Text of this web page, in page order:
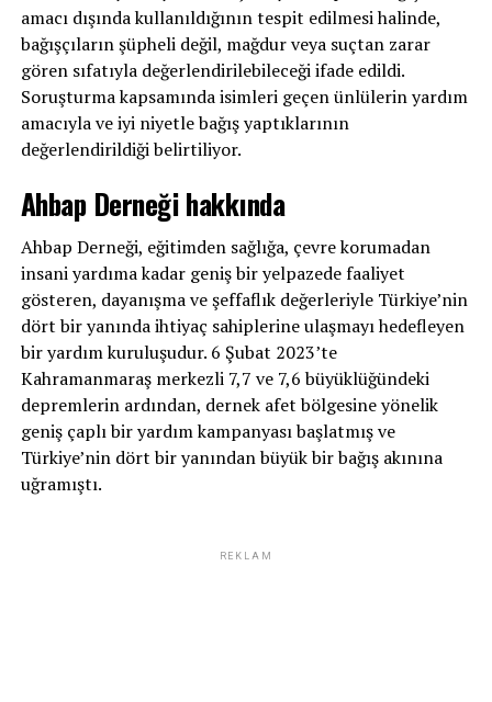
amacı dışında kullanıldığının tespit edilmesi halinde,
bağışçıların şüpheli değil, mağdur veya suçtan zarar
gören sıfatıyla değerlendirilebileceği ifade edildi.
Soruşturma kapsamında isimleri geçen ünlülerin yardım
amacıyla ve iyi niyetle bağış yaptıklarının
değerlendirildiği belirtiliyor.
Ahbap Derneği hakkında
Ahbap Derneği, eğitimden sağlığa, çevre korumadan
insani yardıma kadar geniş bir yelpazede faaliyet
gösteren, dayanışma ve şeffaflık değerleriyle Türkiye’nin
dört bir yanında ihtiyaç sahiplerine ulaşmayı hedefleyen
bir yardım kuruluşudur. 6 Şubat 2023’te
Kahramanmaraş merkezli 7,7 ve 7,6 büyüklüğündeki
depremlerin ardından, dernek afet bölgesine yönelik
geniş çaplı bir yardım kampanyası başlatmış ve
Türkiye’nin dört bir yanından büyük bir bağış akınına
uğramıştı.
REKLAM